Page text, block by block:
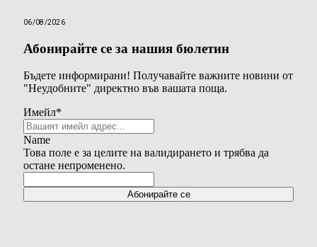
06/08/2026
Абонирайте се за нашия бюлетин
Бъдете информирани! Получавайте важните новини от
"Неудобните" директно във вашата поща.
Имейл*
Name
Това поле е за целите на валидирането и трябва да
остане непроменено.